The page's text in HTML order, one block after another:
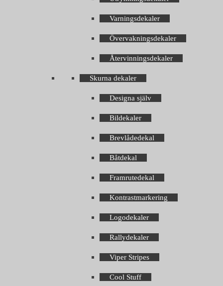
Varningsdekaler
Övervakningsdekaler
Återvinningsdekaler
Skurna dekaler
Designa själv
Bildekaler
Brevlådedekal
Båtdekal
Framrutedekal
Kontrastmarkering
Logodekaler
Rallydekaler
Viper Stripes
Cool Stuff